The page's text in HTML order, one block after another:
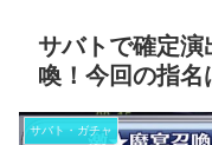
サバトで確定演
喚！今回の指名
サバト・ガチャ